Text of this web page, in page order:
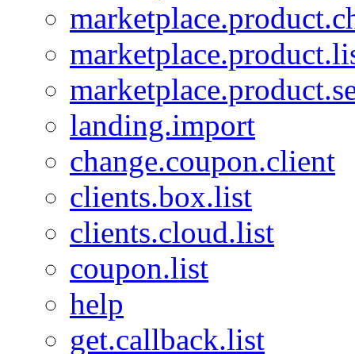
landing.import
change.coupon.client
clients.box.list
clients.cloud.list
coupon.list
help
get.callback.list